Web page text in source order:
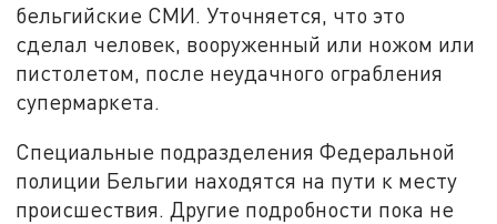
бельгийские СМИ. Уточняется, что это
сделал человек, вооруженный или ножом или
пистолетом, после неудачного ограбления
супермаркета.
Специальные подразделения Федеральной
полиции Бельгии находятся на пути к месту
происшествия. Другие подробности пока не